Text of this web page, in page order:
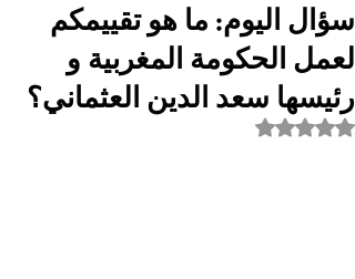
سؤال اليوم: ما هو تقييمكم
لعمل الحكومة المغربية و
رئيسها سعد الدين العثماني؟
تم التقييم بـ ليس رقمًا من أصل 5 نجوم.